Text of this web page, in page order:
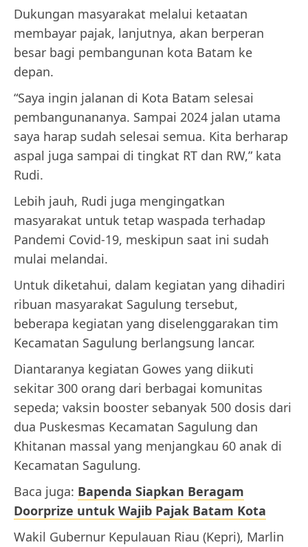
Dukungan masyarakat melalui ketaatan
membayar pajak, lanjutnya, akan berperan
besar bagi pembangunan kota Batam ke
depan.
“Saya ingin jalanan di Kota Batam selesai
pembangunananya. Sampai 2024 jalan utama
saya harap sudah selesai semua. Kita berharap
aspal juga sampai di tingkat RT dan RW,” kata
Rudi.
Lebih jauh, Rudi juga mengingatkan
masyarakat untuk tetap waspada terhadap
Pandemi Covid-19, meskipun saat ini sudah
mulai melandai.
Untuk diketahui, dalam kegiatan yang dihadiri
ribuan masyarakat Sagulung tersebut,
beberapa kegiatan yang diselenggarakan tim
Kecamatan Sagulung berlangsung lancar.
Diantaranya kegiatan Gowes yang diikuti
sekitar 300 orang dari berbagai komunitas
sepeda; vaksin booster sebanyak 500 dosis dari
dua Puskesmas Kecamatan Sagulung dan
Khitanan massal yang menjangkau 60 anak di
Kecamatan Sagulung.
Baca juga: Bapenda Siapkan Beragam
Doorprize untuk Wajib Pajak Batam Kota
Wakil Gubernur Kepulauan Riau (Kepri), Marlin